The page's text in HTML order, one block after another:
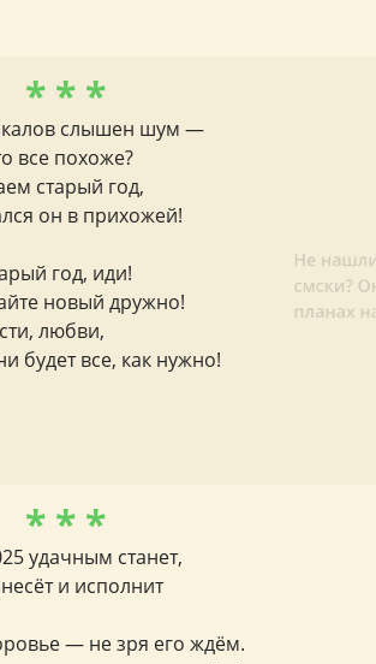
* * *
слышен шум —
все похоже?
старый год,
он в прихожей!
год, иди!
новый дружно!
любви,
будет все, как нужно!
* * *
удачным станет,
и исполнит
— не зря его ждём.